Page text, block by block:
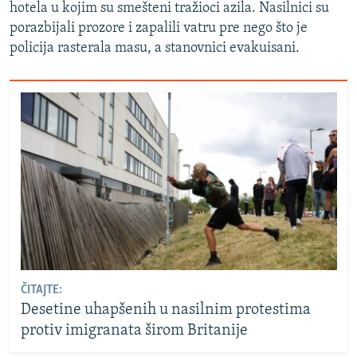
hotela u kojim su smešteni tražioci azila. Nasilnici su
porazbijali prozore i zapalili vatru pre nego što je
policija rasterala masu, a stanovnici evakuisani.
ČITAJTE:
Desetine uhapšenih u nasilnim protestima
protiv imigranata širom Britanije